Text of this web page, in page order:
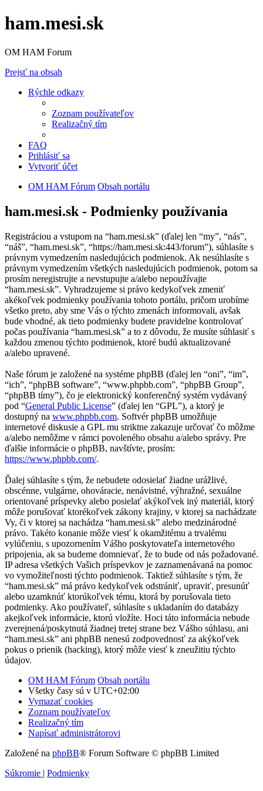
ham.mesi.sk
OM HAM Forum
Prejsť na obsah
Rýchle odkazy
Zoznam používateľov
Realizačný tím
FAQ
Prihlásiť sa
Vytvoriť účet
OM HAM Fórum Obsah portálu
ham.mesi.sk - Podmienky používania
Registráciou a vstupom na “ham.mesi.sk” (ďalej len “my”, “nás”,
“náš”, “ham.mesi.sk”, “https://ham.mesi.sk:443/forum”), súhlasíte s
právnym vymedzením nasledujúcich podmienok. Ak nesúhlasíte s
právnym vymedzením všetkých nasledujúcich podmienok, potom sa
prosím neregistrujte a nevstupujte a/alebo nepoužívajte
“ham.mesi.sk”. Vyhradzujeme si právo kedykoľvek zmeniť
akékoľvek podmienky používania tohoto portálu, pričom urobíme
všetko preto, aby sme Vás o týchto zmenách informovali, avšak
bude vhodné, ak tieto podmienky budete pravidelne kontrolovať
počas používania “ham.mesi.sk” a to z dôvodu, že musíte súhlasiť s
každou zmenou týchto podmienok, ktoré budú aktualizované
a/alebo upravené.
Naše fórum je založené na systéme phpBB (ďalej len “oni”, “im”,
“ich”, “phpBB software”, “www.phpbb.com”, “phpBB Group”,
“phpBB tímy”), čo je elektronický konferenčný systém vydávaný
pod “General Public License” (ďalej len “GPL”), a ktorý je
dostupný na www.phpbb.com. Softvér phpBB umožňuje
internetové diskusie a GPL mu striktne zakazuje určovať čo môžme
a/alebo nemôžme v rámci povoleného obsahu a/alebo správy. Pre
ďalšie informácie o phpBB, navštívte, prosím:
https://www.phpbb.com/.
Ďalej súhlasíte s tým, že nebudete odosielať žiadne urážlivé,
obscénne, vulgárne, ohováracie, nenávistné, výhražné, sexuálne
orientované príspevky alebo posielať akýkoľvek iný materiál, ktorý
môže porušovať ktorékoľvek zákony krajiny, v ktorej sa nachádzate
Vy, či v ktorej sa nachádza “ham.mesi.sk” alebo medzinárodné
právo. Takéto konanie môže viesť k okamžitému a trvalému
vylúčeniu, s upozornením Vášho poskytovateľa internetového
pripojenia, ak sa budeme domnievať, že to bude od nás požadované.
IP adresa všetkých Vašich príspevkov je zaznamenávaná na pomoc
vo vymožiteľnosti týchto podmienok. Taktiež súhlasíte s tým, že
“ham.mesi.sk” má právo kedykoľvek odstrániť, upraviť, presunúť
alebo uzamknúť ktorúkoľvek tému, ktorá by porušovala tieto
podmienky. Ako používateľ, súhlasíte s ukladaním do databázy
akejkoľvek informácie, ktorú vložíte. Hoci táto informácia nebude
zverejnená/poskytnutá žiadnej tretej strane bez Vášho súhlasu, ani
“ham.mesi.sk” ani phpBB nenesú zodpovednosť za akýkoľvek
pokus o prienik (hacking), ktorý môže viesť k zneužitiu týchto
údajov.
OM HAM Fórum Obsah portálu
Všetky časy sú v UTC+02:00
Vymazať cookies
Zoznam používateľov
Realizačný tím
Napísať administrátorovi
Založené na phpBB® Forum Software © phpBB Limited
Súkromie | Podmienky